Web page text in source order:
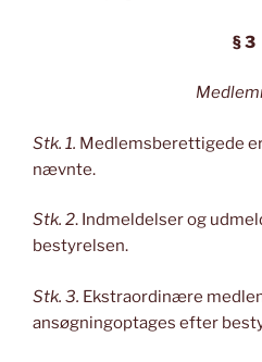
§ 3
Stk. 1. Medlemsberettigede er
nævnte.
Stk. 2. Indmeldelser og
bestyrelsen.
Stk. 3. Ekstraordinære
ansøgningoptages efter